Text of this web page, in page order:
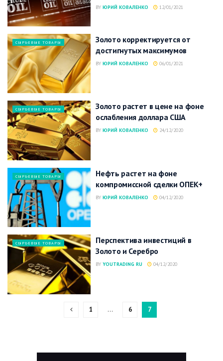
BY ЮРИЙ КОВАЛЕНКО 12/01/2021
СЫРЬЕВЫЕ ТОВАРЫ
Золото корректируется от
достигнутых максимумов
BY ЮРИЙ КОВАЛЕНКО 06/01/2021
СЫРЬЕВЫЕ ТОВАРЫ
Золото растет в цене на фоне
ослабления доллара США
BY ЮРИЙ КОВАЛЕНКО 24/12/2020
СЫРЬЕВЫЕ ТОВАРЫ
Нефть растет на фоне
компромиссной сделки ОПЕК+
BY ЮРИЙ КОВАЛЕНКО 04/12/2020
СЫРЬЕВЫЕ ТОВАРЫ
Перспектива инвестиций в
Золото и Серебро
BY YOUTRADING RU 04/12/2020
1 … 6 7